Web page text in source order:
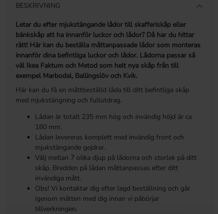
BESKRIVNING
Letar du efter mjukstängande lådor till skafferiskåp eller
bänkskåp att ha innanför luckor och lådor? Då har du hittar
rätt! Här kan du beställa måttanpassade lådor som monteras
innanför dina befintliga luckor och lådor. Lådorna passar så
väl Ikea Faktum och Metod som helt nya skåp från till
exempel Marbodal, Ballingslöv och Kvik.
Här kan du få en måttbeställd låda till ditt befintliga skåp
med mjukstängning och fullutdrag.
Lådan är totalt 235 mm hög och invändig höjd är ca
180 mm.
Lådan levereras komplett med invändig front och
mjukstängande gejdrar.
Välj mellan 7 olika djup på lådorna och storlek på ditt
skåp. Bredden på lådan måttanpassas efter ditt
invändiga mått.
Obs! Vi kontaktar dig efter lagd beställning och går
igenom måtten med dig innan vi påbörjar
tillverkningen.